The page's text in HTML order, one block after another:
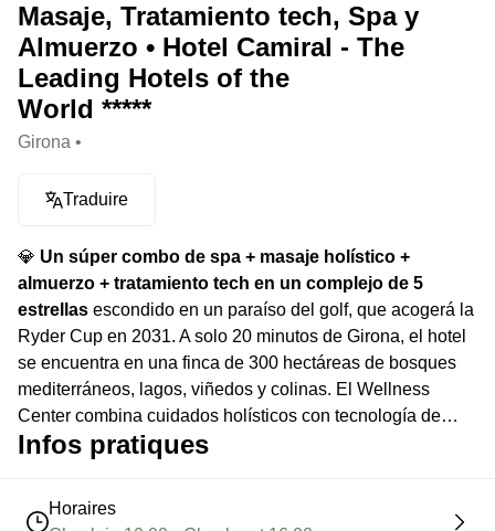
Masaje, Tratamiento tech, Spa y
Almuerzo • Hotel Camiral - The
Leading Hotels of the
World *****
Girona •
Traduire
💎 Un súper combo de spa + masaje holístico +
almuerzo + tratamiento tech en un complejo de 5
estrellas escondido en un paraíso del golf, que acogerá la
Ryder Cup en 2031. A solo 20 minutos de Girona, el hotel
se encuentra en una finca de 300 hectáreas de bosques
mediterráneos, lagos, viñedos y colinas. El Wellness
Center combina cuidados holísticos con tecnología de
vanguardia, incluida la crioterapia y la terapia de vacío.
aromaterapia, pensadas para relajar, revitalizar,
Infos pratiques
Horaires